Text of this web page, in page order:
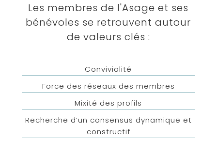
Les membres de l'Asage et ses
bénévoles se retrouvent autour
de valeurs clés :
Convivialité
Force des réseaux des membres
Mixité des profils
Recherche d’un consensus dynamique et
constructif